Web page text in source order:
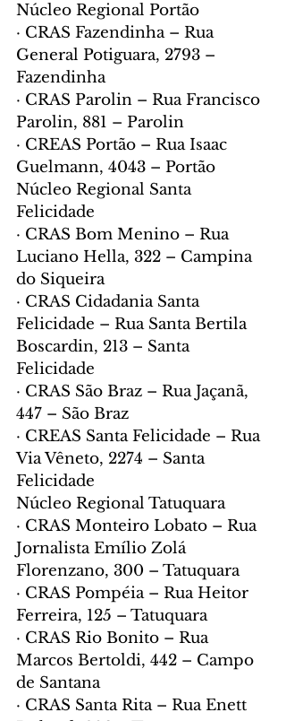
Núcleo Regional Portão
· CRAS Fazendinha – Rua
General Potiguara, 2793 –
Fazendinha
· CRAS Parolin – Rua Francisco
Parolin, 881 – Parolin
· CREAS Portão – Rua Isaac
Guelmann, 4043 – Portão
Núcleo Regional Santa
Felicidade
· CRAS Bom Menino – Rua
Luciano Hella, 322 – Campina
do Siqueira
· CRAS Cidadania Santa
Felicidade – Rua Santa Bertila
Boscardin, 213 – Santa
Felicidade
· CRAS São Braz – Rua Jaçanã,
447 – São Braz
· CREAS Santa Felicidade – Rua
Via Vêneto, 2274 – Santa
Felicidade
Núcleo Regional Tatuquara
· CRAS Monteiro Lobato – Rua
Jornalista Emílio Zolá
Florenzano, 300 – Tatuquara
· CRAS Pompéia – Rua Heitor
Ferreira, 125 – Tatuquara
· CRAS Rio Bonito – Rua
Marcos Bertoldi, 442 – Campo
de Santana
· CRAS Santa Rita – Rua Enett